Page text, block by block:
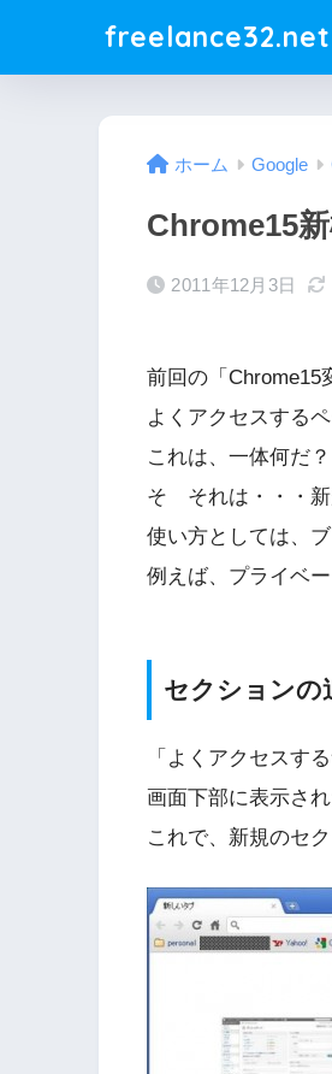
freelance32.net
ホーム Google
Chrome15
2011年12月3日
前回の「Chrome15
よくアクセスする
これは、一体何だ？
そ それは・・・新
使い方としては、
例えば、プライベ
セクションの
「よくアクセスす
画面下部に表示さ
これで、新規のセ